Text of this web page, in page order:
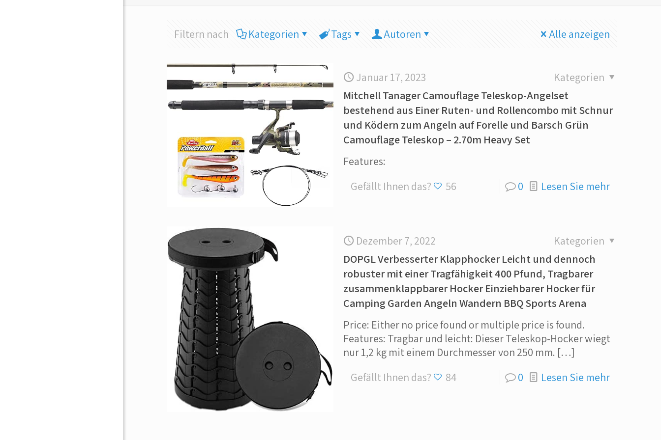
Filtern nach Kategorien Tags Autoren Alle anzeigen
Januar 17, 2023
Kategorien
Mitchell Tanager Camouflage Teleskop-Angelset
bestehend aus Einer Ruten- und Rollencombo mit Schnur
und Ködern zum Angeln auf Forelle und Barsch Grün
Camouflage Teleskop – 2.70m Heavy Set
Features:
Gefällt Ihnen das?
56 0 Lesen Sie mehr
Dezember 7, 2022
Kategorien
DOPGL Verbesserter Klapphocker Leicht und dennoch
robuster mit einer Tragfähigkeit 400 Pfund, Tragbarer
zusammenklappbarer Hocker Einziehbarer Hocker für
Camping Garden Angeln Wandern BBQ Sports Arena
Price: Either no price found or multiple price is found.
Features: Tragbar und leicht: Dieser Teleskop-Hocker wiegt
nur 1,2 kg mit einem Durchmesser von 250 mm. […]
Gefällt Ihnen das?
84 0 Lesen Sie mehr